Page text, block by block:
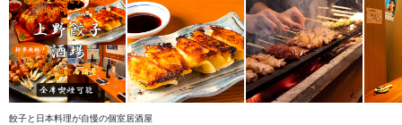
餃子と日本料理が自慢の個室居酒屋